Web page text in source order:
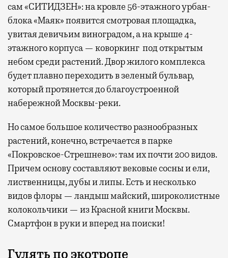
сам «СИТИДЗЕН»: на кровле 56-этажного урбан-
блока «Маяк» появится смотровая площадка,
увитая девичьим виноградом, а на крыше 4-
этажного корпуса — коворкинг под открытым
небом среди растений. Двор жилого комплекса
будет плавно переходить в зеленый бульвар,
который протянется до благоустроенной
набережной Москвы-реки.
Но самое большое количество разнообразных
растений, конечно, встречается в парке
«Покровское-Стрешнево»: там ихпочти 200 видов.
Причем основу составляют вековые сосны и ели,
лиственницы, дубы и липы. Есть и несколько
видов флоры — ландыш майский, широколистные
колокольчики — из Красной книги Москвы.
Смартфон в руки и вперед на поиски!
Гулять по экотропе